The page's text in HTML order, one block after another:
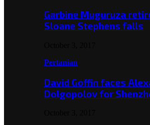
Garbine Muguruza
Sloane Stephens falls
Pertanian
David Goffin faces
Dolgopolov for